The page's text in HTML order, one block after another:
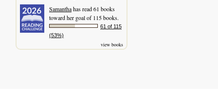
Samanthahas read 61 books
toward her goal of 115 books.
61 of 115
(53%)
view books